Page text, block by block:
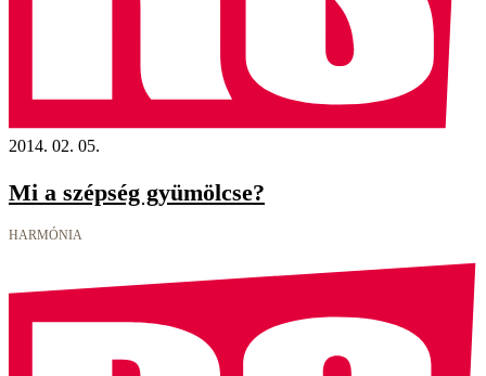
2014. 02. 05.
Mi a szépség gyümölcse?
HARMÓNIA